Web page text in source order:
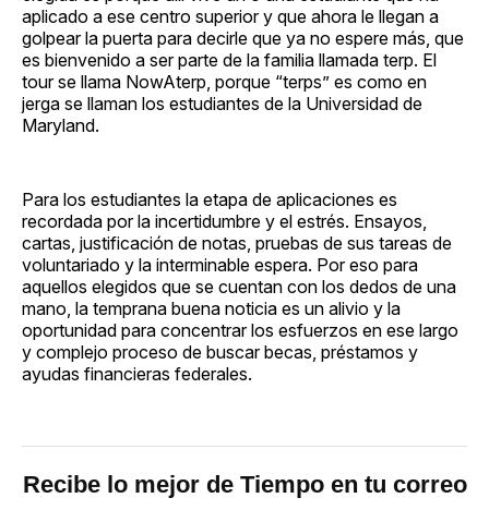
aplicado a ese centro superior y que ahora le llegan a
golpear la puerta para decirle que ya no espere más, que
es bienvenido a ser parte de la familia llamada terp. El
tour se llama NowAterp, porque “terps” es como en
jerga se llaman los estudiantes de la Universidad de
Maryland.
Para los estudiantes la etapa de aplicaciones es
recordada por la incertidumbre y el estrés. Ensayos,
cartas, justificación de notas, pruebas de sus tareas de
voluntariado y la interminable espera. Por eso para
aquellos elegidos que se cuentan con los dedos de una
mano, la temprana buena noticia es un alivio y la
oportunidad para concentrar los esfuerzos en ese largo
y complejo proceso de buscar becas, préstamos y
ayudas financieras federales.
Recibe lo mejor de Tiempo en tu correo